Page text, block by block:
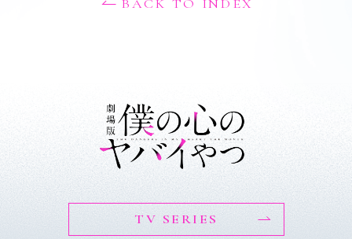
BACK TO INDEX
TV SERIES